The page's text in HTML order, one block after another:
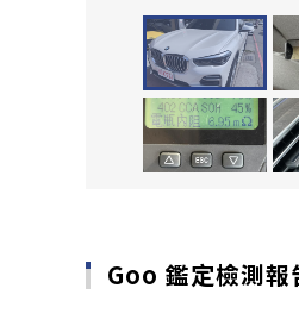
Goo 鑑定檢測報